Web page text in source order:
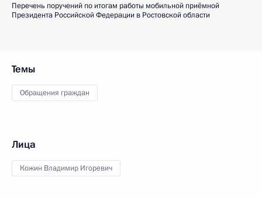
Перечень поручений по итогам работы мобильной приёмной
Президента Российской Федерации в Ростовской области
Темы
Обращения граждан
Лица
Кожин Владимир Игоревич